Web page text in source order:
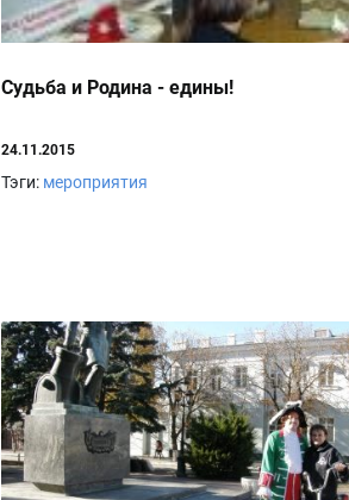
Судьба и Родина - едины!
24.11.2015
Тэги: мероприятия